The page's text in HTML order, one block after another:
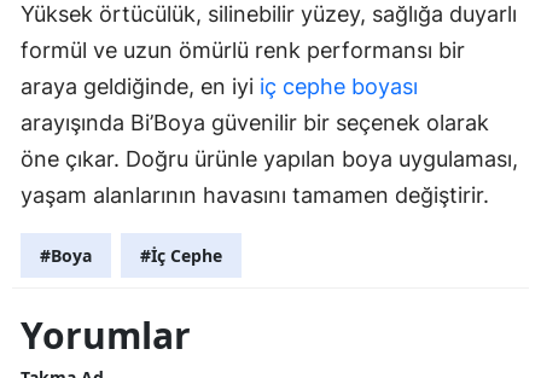
Yüksek örtücülük, silinebilir yüzey, sağlığa duyarlı
formül ve uzun ömürlü renk performansı bir
araya geldiğinde, en iyi iç cephe boyası
arayışında Bi’Boya güvenilir bir seçenek olarak
öne çıkar. Doğru ürünle yapılan boya uygulaması,
yaşam alanlarının havasını tamamen değiştirir.
#Boya #İç Cephe
Yorumlar